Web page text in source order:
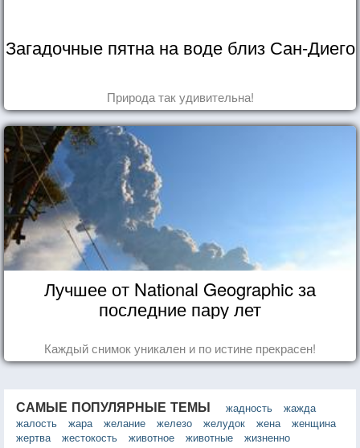
Загадочные пятна на воде близ Сан-Диего
Природа так удивительна!
Лучшее от National Geographic за
последние пару лет
Каждый снимок уникален и по истине прекрасен!
САМЫЕ ПОПУЛЯРНЫЕ ТЕМЫ жадность
жажда
жалость
жара желание железо желудок жена
женщина
жертва
жестокость животное животные
жизненно